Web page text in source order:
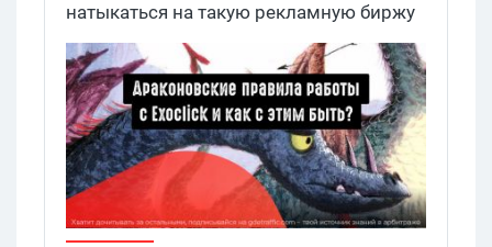
натыкаться на такую рекламную биржу
как Exoclick. Возможно, вы уже давно
хотели начать работать с ней, но та и не
решались по тем или иным причинам.
Если так – то эта статья для вас.
Сегодня мы вкратце рассмотрим
основной функционал Exoclick и дадим
пару советов по работе с площадкой,
для успешной работы и прохождения